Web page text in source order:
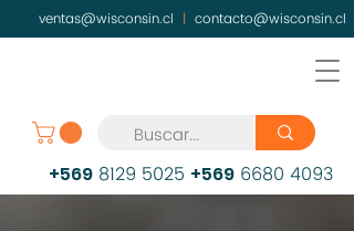
ventas@wisconsin.cl | contacto@wisconsin.cl
+569 8129 5025 +569 6680 4093